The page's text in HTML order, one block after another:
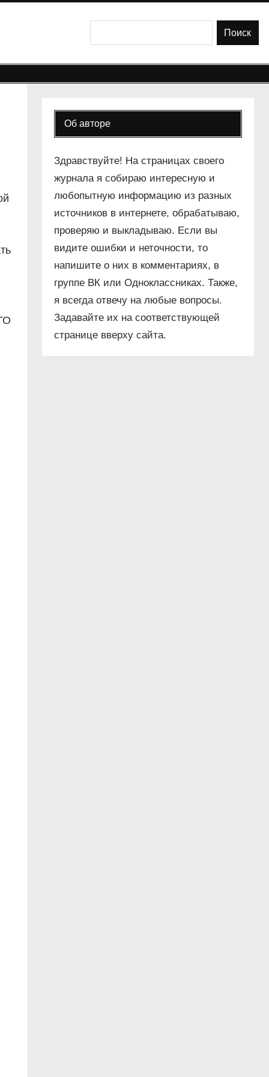
Поиск
Об авторе
Здравствуйте! На страницах своего
журнала я собираю интересную и
любопытную информацию из разных
источников в интернете, обрабатываю,
проверяю и выкладываю. Если вы
видите ошибки и неточности, то
напишите о них в комментариях, в
группе ВК или Одноклассниках. Также,
я всегда отвечу на любые вопросы.
Задавайте их на соответствующей
странице вверху сайта.